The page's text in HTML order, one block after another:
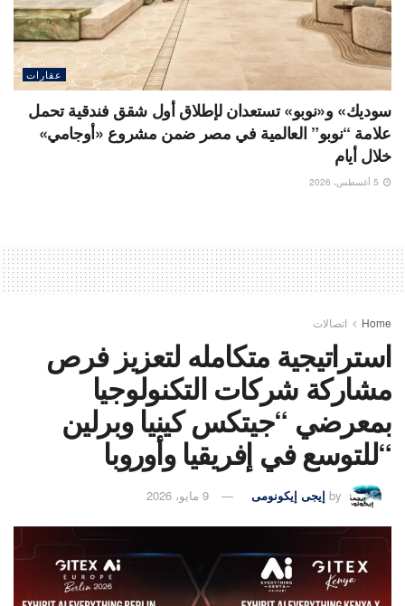
عقارات
سوديك» و«نوبو» تستعدان لإطلاق أول شقق فندقية تحمل
علامة “نوبو” العالمية في مصر ضمن مشروع «أوجامي»
خلال أيام
Home اتصالات
استراتيجية متكامله لتعزيز فرص
مشاركة شركات التكنولوجيا
بمعرضي “جيتكس كينيا وبرلين
“للتوسع في إفريقيا وأوروبا
by إيجى إيكونومى 9 مايو، 2026